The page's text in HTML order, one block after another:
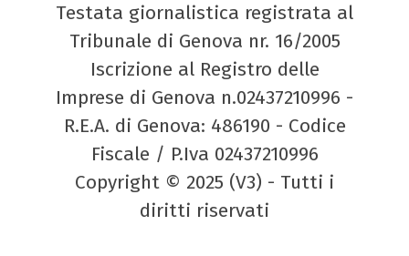
Testata giornalistica registrata al
Tribunale di Genova nr. 16/2005
Iscrizione al Registro delle
Imprese di Genova n.02437210996 -
R.E.A. di Genova: 486190 - Codice
Fiscale / P.Iva 02437210996
Copyright © 2025 (V3) - Tutti i
diritti riservati